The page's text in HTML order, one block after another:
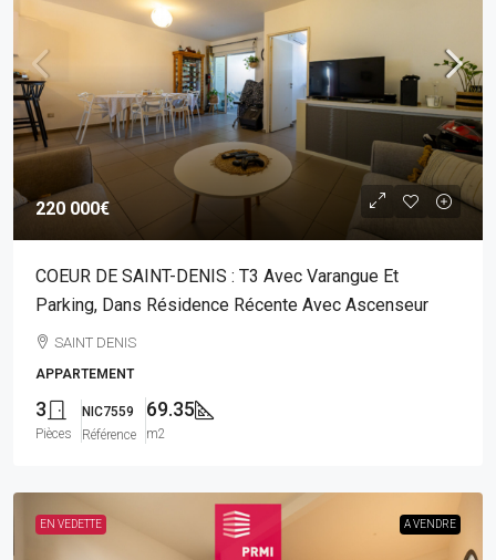
220 000€
COEUR DE SAINT-DENIS : T3 Avec Varangue Et
Parking, Dans Résidence Récente Avec Ascenseur
SAINT DENIS
APPARTEMENT
3
Pièces
NIC7559
Référence
69.35
m2
EN VEDETTE A VENDRE